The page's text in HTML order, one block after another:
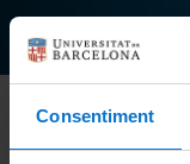
Consentiment
Ordenar